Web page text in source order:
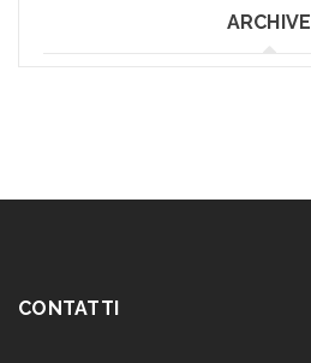
ARCHIVE
CONTATTI